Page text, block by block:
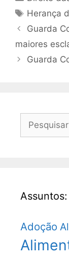
Herança
Guarda
maiores
Guarda
Assuntos:
Adoção